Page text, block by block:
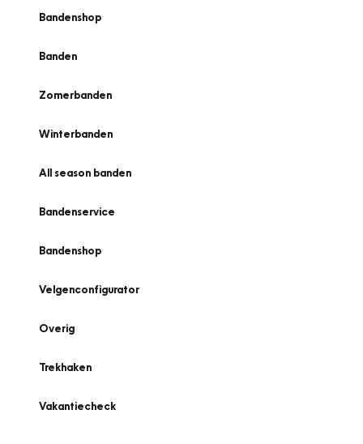
Bandenshop
Banden
Zomerbanden
Winterbanden
All season banden
Bandenservice
Bandenshop
Velgenconfigurator
Overig
Trekhaken
Vakantiecheck